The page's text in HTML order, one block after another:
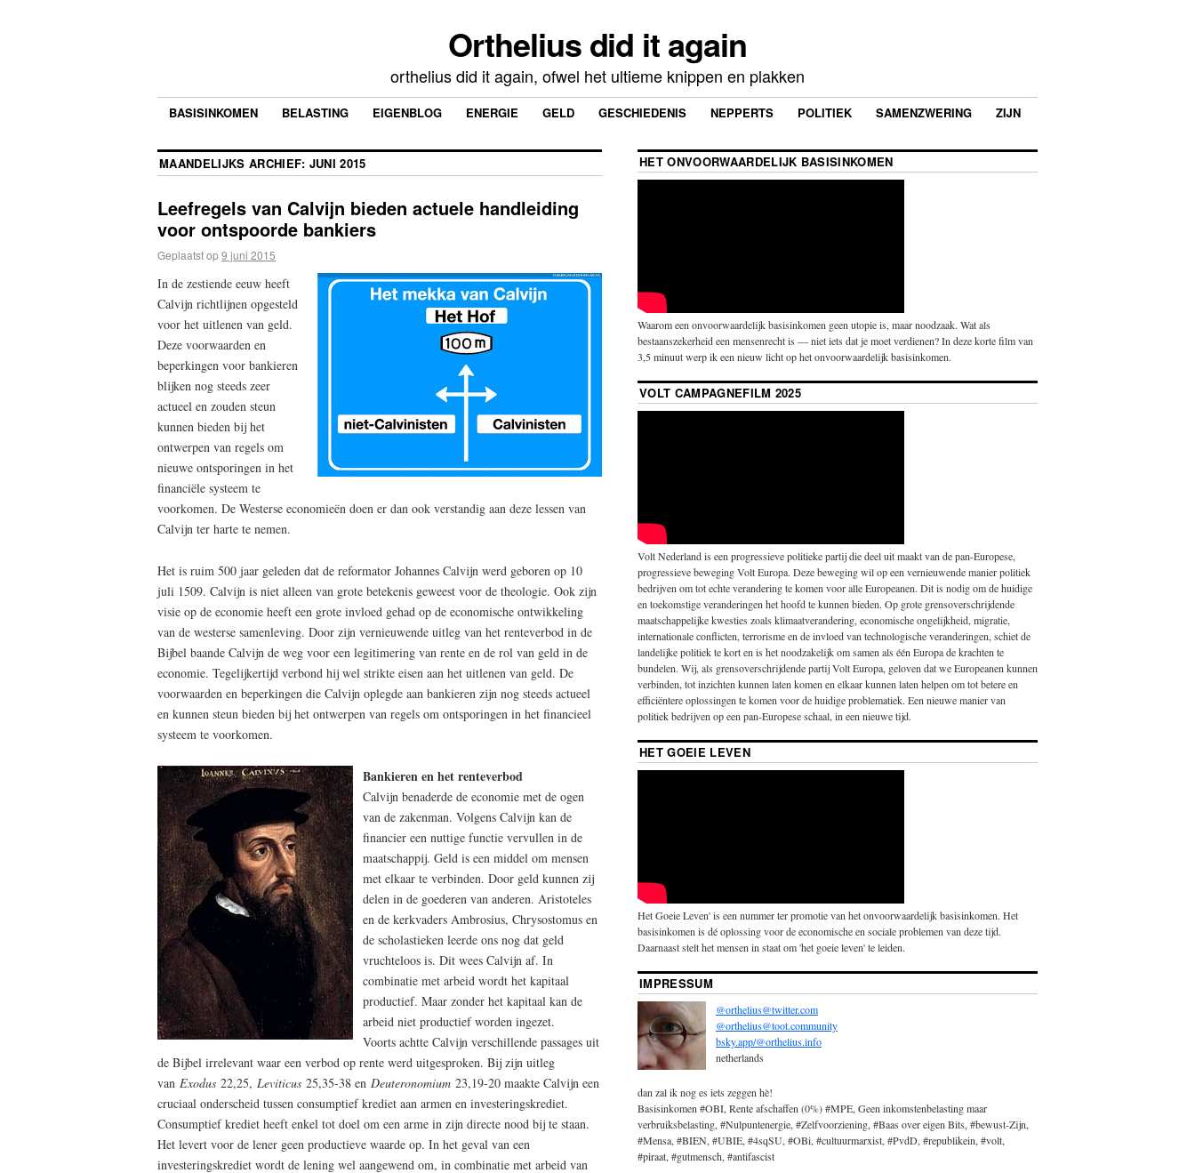
Orthelius did it again
orthelius did it again, ofwel het ultieme knippen en plakken
BASISINKOMEN BELASTING EIGENBLOG ENERGIE GELD GESCHIEDENIS NEPPERTS POLITIEK SAMENZWERING ZIJN
MAANDELIJKS ARCHIEF: JUNI 2015
Leefregels van Calvijn bieden actuele handleiding
voor ontspoorde bankiers
Geplaatst op9 juni 2015
In de zestiende eeuw heeft
Calvijn richtlijnen opgesteld
voor het uitlenen van geld.
Deze voorwaarden en
beperkingen voor bankieren
blijken nog steeds zeer
actueel en zouden steun
kunnen bieden bij het
ontwerpen van regels om
nieuwe ontsporingen in het
financiële systeem te
voorkomen. De Westerse economieën doen er dan ook verstandig aan deze lessen van
Calvijn ter harte te nemen.
Het is ruim 500 jaar geleden dat de reformator Johannes Calvijn werd geboren op 10
juli 1509. Calvijn is niet alleen van grote betekenis geweest voor de theologie. Ook zijn
visie op de economie heeft een grote invloed gehad op de economische ontwikkeling
van de westerse samenleving. Door zijn vernieuwende uitleg van het renteverbod in de
Bijbel baande Calvijn de weg voor een legitimering van rente en de rol van geld in de
economie. Tegelijkertijd verbond hij wel strikte eisen aan het uitlenen van geld. De
voorwaarden en beperkingen die Calvijn oplegde aan bankieren zijn nog steeds actueel
en kunnen steun bieden bij het ontwerpen van regels om ontsporingen in het financieel
systeem te voorkomen.
Bankieren en het renteverbod
Calvijn benaderde de economie met de ogen
van de zakenman. Volgens Calvijn kan de
financier een nuttige functie vervullen in de
maatschappij. Geld is een middel om mensen
met elkaar te verbinden. Door geld kunnen zij
delen in de goederen van anderen. Aristoteles
en de kerkvaders Ambrosius, Chrysostomus en
de scholastieken leerde ons nog dat geld
vruchteloos is. Dit wees Calvijn af. In
combinatie met arbeid wordt het kapitaal
productief. Maar zonder het kapitaal kan de
arbeid niet productief worden ingezet.
Voorts achtte Calvijn verschillende passages uit
de Bijbel irrelevant waar een verbod op rente werd uitgesproken. Bij zijn uitleg
van Exodus 22,25, Leviticus 25,35-38 en Deuteronomium 23,19-20 maakte Calvijn een
cruciaal onderscheid tussen consumptief krediet aan armen en investeringskrediet.
Consumptief krediet heeft enkel tot doel om een arme in zijn directe nood bij te staan.
Het levert voor de lener geen productieve waarde op. In het geval van een
investeringskrediet wordt de lening wel aangewend om, in combinatie met arbeid van
HET ONVOORWAARDELIJK BASISINKOMEN
Waarom een onvoorwaardelijk basisinkomen geen utopie is, maar noodzaak. Wat als
bestaanszekerheid een mensenrecht is — niet iets dat je moet verdienen? In deze korte film van
3,5 minuut werp ik een nieuw licht op het onvoorwaardelijk basisinkomen.
VOLT CAMPAGNEFILM 2025
Volt Nederland is een progressieve politieke partij die deel uit maakt van de pan-Europese,
progressieve beweging Volt Europa. Deze beweging wil op een vernieuwende manier politiek
bedrijven om tot echte verandering te komen voor alle Europeanen. Dit is nodig om de huidige
en toekomstige veranderingen het hoofd te kunnen bieden. Op grote grensoverschrijdende
maatschappelijke kwesties zoals klimaatverandering, economische ongelijkheid, migratie,
internationale conflicten, terrorisme en de invloed van technologische veranderingen, schiet de
landelijke politiek te kort en is het noodzakelijk om samen als één Europa de krachten te
bundelen. Wij, als grensoverschrijdende partij Volt Europa, geloven dat we Europeanen kunnen
verbinden, tot inzichten kunnen laten komen en elkaar kunnen laten helpen om tot betere en
efficiëntere oplossingen te komen voor de huidige problematiek. Een nieuwe manier van
politiek bedrijven op een pan-Europese schaal, in een nieuwe tijd.
HET GOEIE LEVEN
Het Goeie Leven' is een nummer ter promotie van het onvoorwaardelijk basisinkomen. Het
basisinkomen is dé oplossing voor de economische en sociale problemen van deze tijd.
Daarnaast stelt het mensen in staat om 'het goeie leven' te leiden.
IMPRESSUM
@orthelius@twitter.com
@orthelius@toot.community
bsky.app/@orthelius.info
netherlands
dan zal ik nog es iets zeggen hè!
Basisinkomen #OBI, Rente afschaffen (0%) #MPE, Geen inkomstenbelasting maar
verbruiksbelasting, #Nulpuntenergie, #Zelfvoorziening, #Baas over eigen Bits, #bewust-Zijn,
#Mensa, #BIEN, #UBIE, #4sqSU, #OBi, #cultuurmarxist, #PvdD, #republikein, #volt,
#piraat, #gutmensch, #antifascist